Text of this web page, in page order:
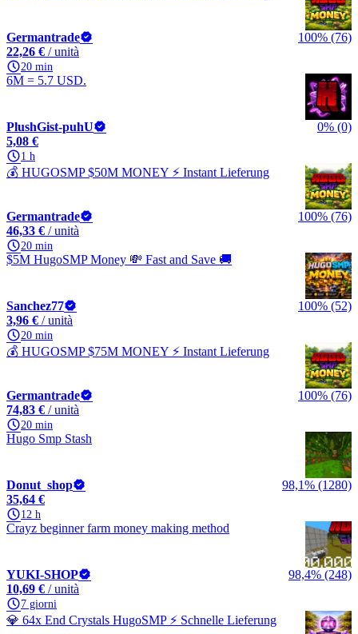
Germantrade
100% (76)
22,26 € / unità
20 min
6M = 5.7 USD.
PlushGist-puhU
0% (0)
5,08 €
1 h
💰 HUGOSMP $50M MONEY ⚡ Instant Lieferung
Germantrade
100% (76)
46,33 € / unità
20 min
$5M HugoSMP Money 💸 Fast and Save 🚚
Sanchez77
100% (52)
3,96 € / unità
20 min
💰 HUGOSMP $75M MONEY ⚡ Instant Lieferung
Germantrade
100% (76)
74,83 € / unità
20 min
Hugo Smp Stash
Donut_shop
98,1% (1280)
35,64 €
12 h
Crayz beginner farm money making method
YUKI-SHOP
98,4% (248)
10,69 € / unità
7 giorni
💎 64x End Crystals HugoSMP ⚡ Schnelle Lieferung